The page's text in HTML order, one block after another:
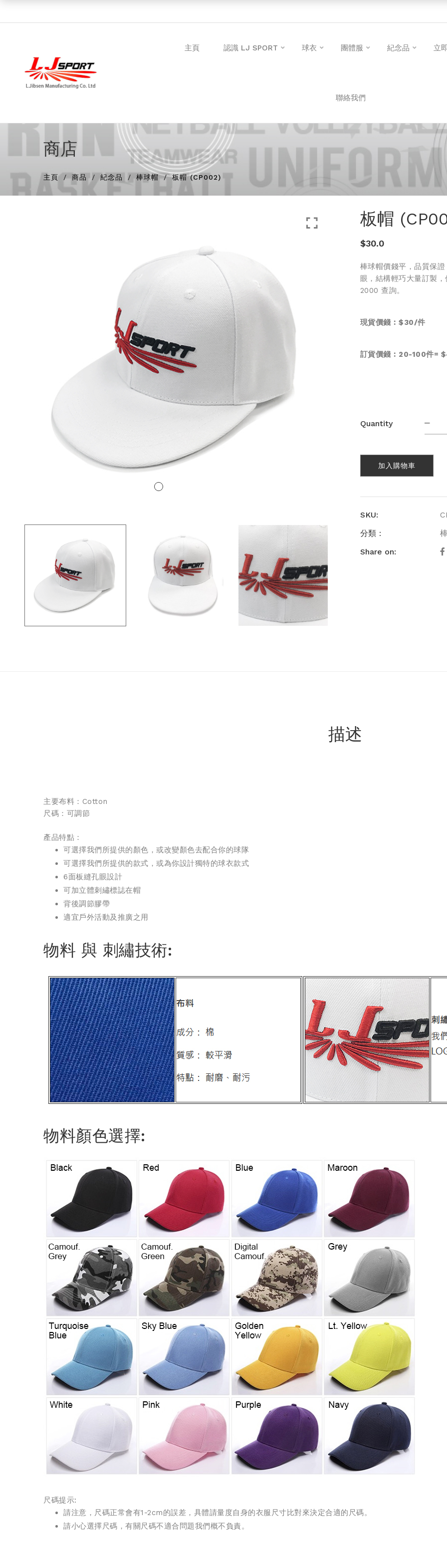
主頁 認識 LJ SPORT 球衣 團體服 紀念品 立
聯絡我們
商店
主頁 商品 紀念品 棒球帽 板帽 (CP002)
板帽
$30.0
棒球帽價錢平，品質保
眼，結構輕巧大量訂製
2000 查詢。
現貨價錢︰$30/件
訂貨價錢︰20-100件=
Quantity
板
帽
數
加入購物車
SKU:
分類：
Share on:
描述
主要布料：Cotton
尺碼：可調節
產品特點：
可選擇我們所提供的顏色，或改變顏色去配合你的球隊
可選擇我們所提供的款式，或為你設計獨特的球衣款式
6面板縫孔眼設計
可加立體刺繡標誌在帽
背後調節膠帶
適宜戶外活動及推廣之用
物料 與 刺繡技術:
物料顏色選擇:
尺碼提示:
請注意，尺碼正常會有1-2cm的誤差，具體請量度自身的衣服尺寸比對來決定合適的尺碼。
請小心選擇尺碼，有關尺碼不適合問題我們概不負責。